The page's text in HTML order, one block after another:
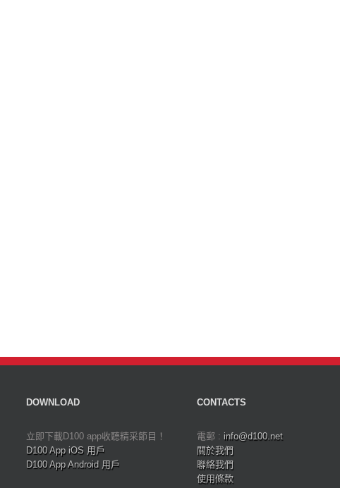
DOWNLOAD
立即下載D100 app收聽精采節目！
D100 App iOS 用戶
D100 App Android 用戶
CONTACTS
電郵 : info@d100.net
關於我們
聯絡我們
使用條款